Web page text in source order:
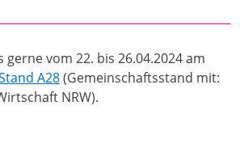
gerne vom 22. bis 26.04.2024 am
A28(Gemeinschaftsstand mit:
NRW).